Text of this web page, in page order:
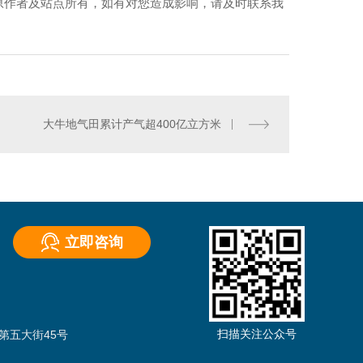
者及站点所有，如有对您造成影响，请及时联系我
大牛地气田累计产气超400亿立方米
立即咨询
五大街45号
扫描关注公众号